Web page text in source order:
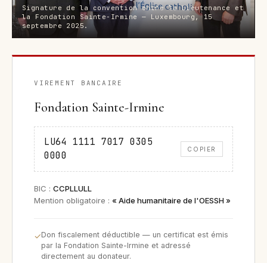
Signature de la convention entre la Lieutenance et
la Fondation Sainte-Irmine — Luxembourg, 15
septembre 2025.
VIREMENT BANCAIRE
Fondation Sainte-Irmine
LU64 1111 7017 0305
0000
COPIER
BIC : CCPLLULL
Mention obligatoire : « Aide humanitaire de l'OESSH »
Don fiscalement déductible — un certificat est émis
par la Fondation Sainte-Irmine et adressé
directement au donateur.